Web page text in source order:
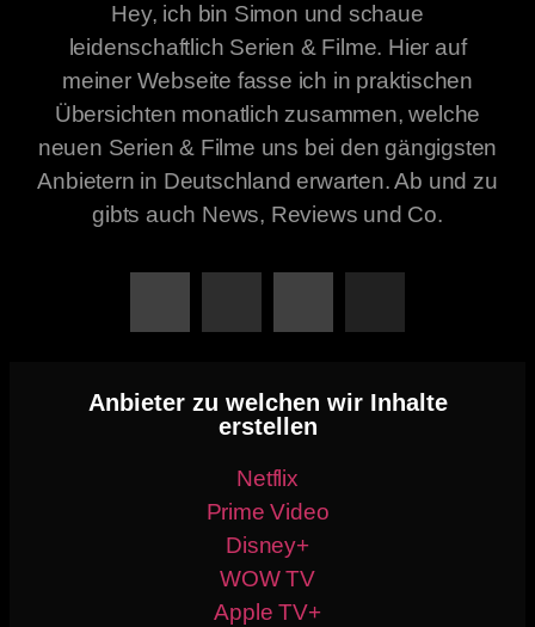
Hey, ich bin Simon und schaue
leidenschaftlich Serien & Filme. Hier auf
meiner Webseite fasse ich in praktischen
Übersichten monatlich zusammen, welche
neuen Serien & Filme uns bei den gängigsten
Anbietern in Deutschland erwarten. Ab und zu
gibts auch News, Reviews und Co.
Anbieter zu welchen wir Inhalte
erstellen
Netflix
Prime Video
Disney+
WOW TV
Apple TV+